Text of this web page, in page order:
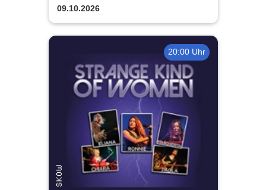
Kingdom
09.10.2026
20:00 Uhr